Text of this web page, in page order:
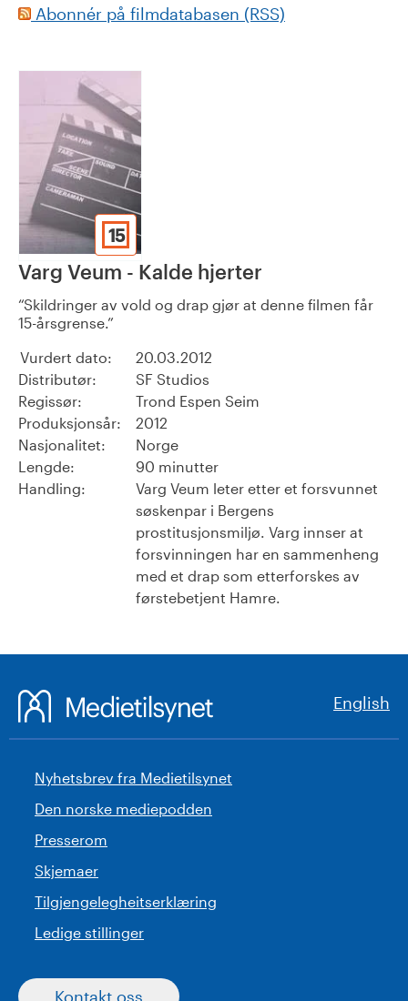
Abonnér på filmdatabasen (RSS)
15
Varg Veum - Kalde hjerter
Skildringer av vold og drap gjør at denne filmen får
15-årsgrense.
Vurdert dato:
20.03.2012
Distributør:
SF Studios
Regissør:
Trond Espen Seim
Produksjonsår:
2012
Nasjonalitet:
Norge
Lengde:
90 minutter
Handling:
Varg Veum leter etter et forsvunnet
søskenpar i Bergens
prostitusjonsmiljø. Varg innser at
forsvinningen har en sammenheng
med et drap som etterforskes av
førstebetjent Hamre.
English
Nyhetsbrev fra Medietilsynet
Den norske mediepodden
Presserom
Skjemaer
Tilgjengelegheitserklæring
Ledige stillinger
Kontakt oss